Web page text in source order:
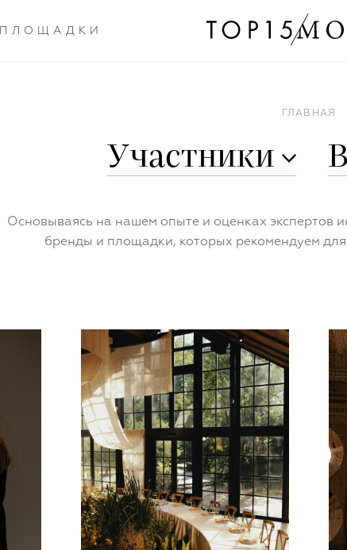
ПЛОЩАДКИ
ГЛАВНАЯ
Участники
Основываясь на нашем опыте и оценках экспертов
бренды и площадки, которых рекомендуем